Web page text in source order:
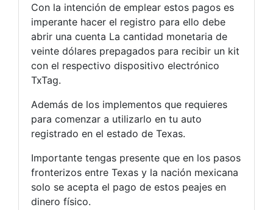
Con la intención de emplear estos pagos es
imperante hacer el registro para ello debe
abrir una cuenta La cantidad monetaria de
veinte dólares prepagados para recibir un kit
con el respectivo dispositivo electrónico
TxTag.
Además de los implementos que requieres
para comenzar a utilizarlo en tu auto
registrado en el estado de Texas.
Importante tengas presente que en los pasos
fronterizos entre Texas y la nación mexicana
solo se acepta el pago de estos peajes en
dinero físico.